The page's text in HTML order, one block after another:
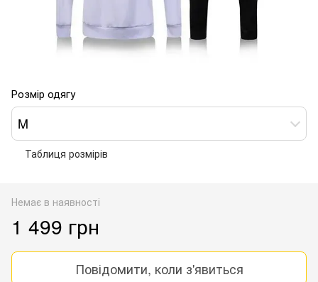
Розмір одягу
M
Таблиця розмірів
Немає в наявності
1 499 грн
Повідомити, коли з'явиться